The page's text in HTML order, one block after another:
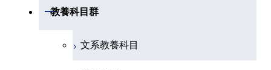
共通専門科目
共通専門科目
融合理工学系
初年次専門科目
工学院，物質理工学院，環境・社会
教養科目群
開閉
文系教養科目